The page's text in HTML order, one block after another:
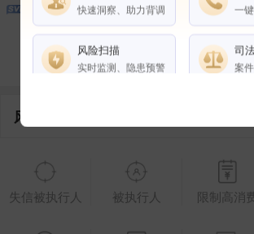
控制企业 所属集团 合作伙伴
风险信息
失信被执行人 被执行人 限制高消
快速洞察、助力背调 一
风险扫描
实时监测、隐患预警
司
案
权益说明 VIP会员